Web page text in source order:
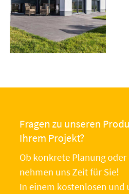
Fragen zu unseren
Ihrem Projekt?
Ob konkrete Planung
nehmen uns Zeit für Sie!
In einem kostenlosen